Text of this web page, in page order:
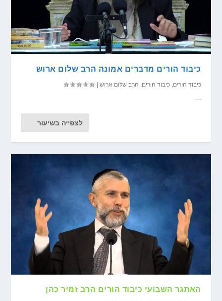
כיבוד הורים מדברים אמונה הרב שלום ארוש
כיבוד הורים,כיבוד הורים, הרב שלום ארוש |
...
לצפייה בשיעור
האתגר השבועי כיבוד הורים הרב זמיר כהן